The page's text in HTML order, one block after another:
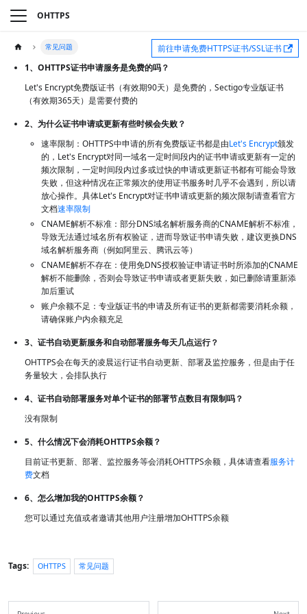
OHTTPS
常见问题
前往申请免费HTTPS证书/SSL证书
1、OHTTPS证书申请服务是免费的吗？
Let's Encrypt免费版证书（有效期90天）是免费的，Sectigo专业版证书
（有效期365天）是需要付费的
2、为什么证书申请或更新有些时候会失败？
速率限制：OHTTPS中申请的所有免费版证书都是由Let's Encrypt颁发
的，Let's Encrypt对同一域名一定时间段内的证书申请或更新有一定的
频次限制，一定时间段内过多或过快的申请或更新证书都有可能会导致
失败，但这种情况在正常频次的使用证书服务时几乎不会遇到，所以请
放心操作。具体Let's Encrypt对证书申请或更新的频次限制请查看官方
文档速率限制
CNAME解析不标准：部分DNS域名解析服务商的CNAME解析不标准，
导致无法通过域名所有权验证，进而导致证书申请失败，建议更换DNS
域名解析服务商（例如阿里云、腾讯云等）
CNAME解析不存在：使用免DNS授权验证申请证书时所添加的CNAME
解析不能删除，否则会导致证书申请或者更新失败，如已删除请重新添
加后重试
账户余额不足：专业版证书的申请及所有证书的更新都需要消耗余额，
请确保账户内余额充足
3、证书自动更新服务和自动部署服务每天几点运行？
OHTTPS会在每天的凌晨运行证书自动更新、部署及监控服务，但是由于任
务量较大，会排队执行
4、证书自动部署服务对单个证书的部署节点数目有限制吗？
没有限制
5、什么情况下会消耗OHTTPS余额？
目前证书更新、部署、监控服务等会消耗OHTTPS余额，具体请查看服务计
费文档
6、怎么增加我的OHTTPS余额？
您可以通过充值或者邀请其他用户注册增加OHTTPS余额
Tags: OHTTPS 常见问题